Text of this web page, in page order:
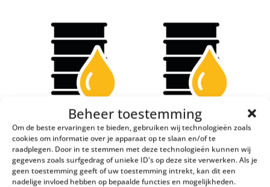
Beheer toestemming
Om de beste ervaringen te bieden, gebruiken wij technologieën zoals
cookies om informatie over je apparaat op te slaan en/of te
raadplegen. Door in te stemmen met deze technologieën kunnen wij
gegevens zoals surfgedrag of unieke ID's op deze site verwerken. Als je
geen toestemming geeft of uw toestemming intrekt, kan dit een
nadelige invloed hebben op bepaalde functies en mogelijkheden.
Afgewerkte olie tot
400 kg
€187,50
Afgewerkte olie
2.000 tot 3.000 kg
-€ 0,02